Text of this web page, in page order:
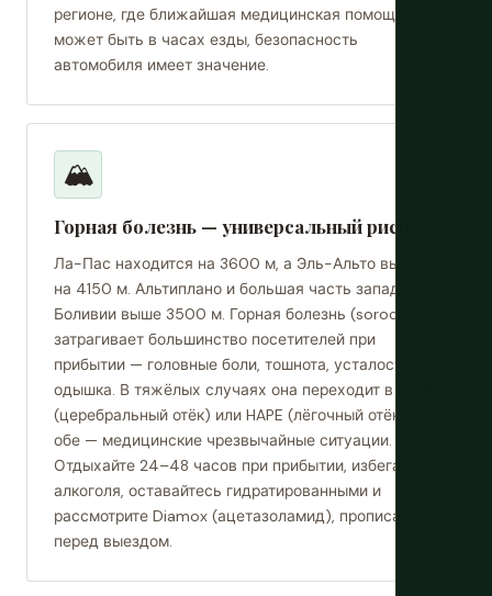
регионе, где ближайшая медицинская помощь
может быть в часах езды, безопасность
автомобиля имеет значение.
🏔️
Горная болезнь — универсальный риск
Ла-Пас находится на 3600 м, а Эль-Альто выше
на 4150 м. Альтиплано и большая часть западной
Боливии выше 3500 м. Горная болезнь (soroche)
затрагивает большинство посетителей при
прибытии — головные боли, тошнота, усталость,
одышка. В тяжёлых случаях она переходит в HACE
(церебральный отёк) или HAPE (лёгочный отёк),
обе — медицинские чрезвычайные ситуации.
Отдыхайте 24–48 часов при прибытии, избегайте
алкоголя, оставайтесь гидратированными и
рассмотрите Diamox (ацетазоламид), прописанный
перед выездом.